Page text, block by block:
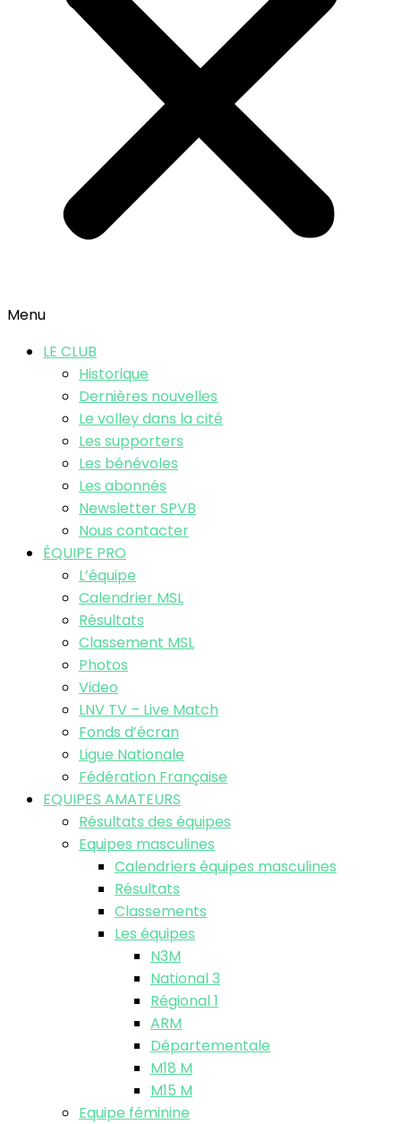
Menu
LE CLUB
Historique
Dernières nouvelles
Le volley dans la cité
Les supporters
Les bénévoles
Les abonnés
Newsletter SPVB
Nous contacter
ÉQUIPE PRO
L’équipe
Calendrier MSL
Résultats
Classement MSL
Photos
Video
LNV TV – Live Match
Fonds d’écran
Ligue Nationale
Fédération Française
EQUIPES AMATEURS
Résultats des équipes
Equipes masculines
Calendriers équipes masculines
Résultats
Classements
Les équipes
N3M
National 3
Régional 1
ARM
Départementale
M18 M
M15 M
Equipe féminine